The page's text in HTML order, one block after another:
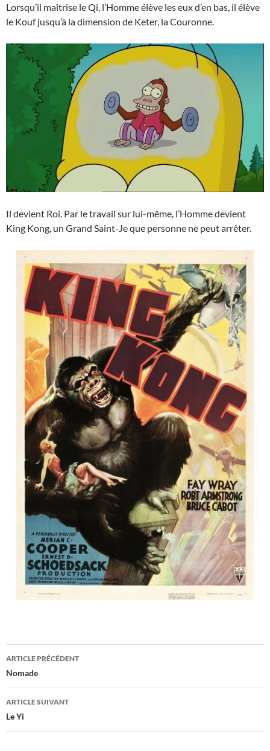
Lorsqu’il maîtrise le Qi, l’Homme élève les eux d’en bas, il élève
le Kouf jusqu’à la dimension de Keter, la Couronne.
Il devient Roi. Par le travail sur lui-même, l’Homme devient
King Kong, un Grand Saint-Je que personne ne peut arrêter.
Navigation
des
articles
ARTICLE PRÉCÉDENT
Nomade
ARTICLE SUIVANT
Le Yi